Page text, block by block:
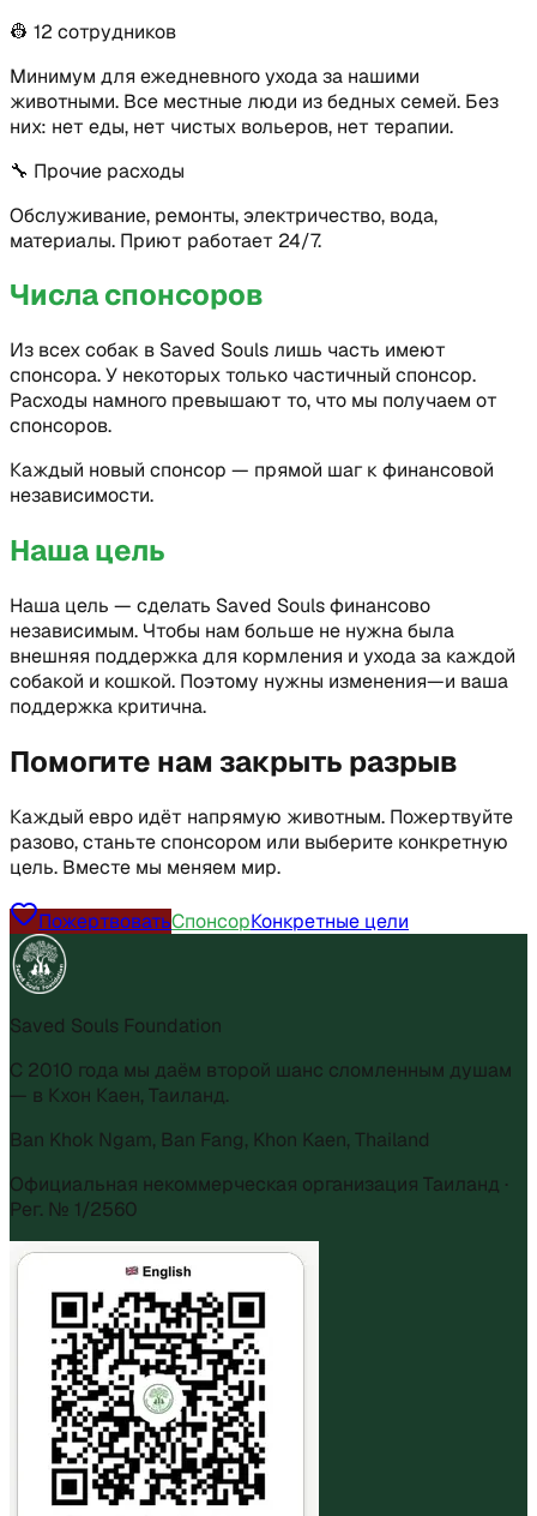
👷 12 сотрудников
Минимум для ежедневного ухода за нашими
животными. Все местные люди из бедных семей. Без
них: нет еды, нет чистых вольеров, нет терапии.
🔧 Прочие расходы
Обслуживание, ремонты, электричество, вода,
материалы. Приют работает 24/7.
Числа спонсоров
Из всех собак в Saved Souls лишь часть имеют
спонсора. У некоторых только частичный спонсор.
Расходы намного превышают то, что мы получаем от
спонсоров.
Каждый новый спонсор — прямой шаг к финансовой
независимости.
Наша цель
Наша цель — сделать Saved Souls финансово
независимым. Чтобы нам больше не нужна была
внешняя поддержка для кормления и ухода за каждой
собакой и кошкой. Поэтому нужны изменения—и ваша
поддержка критична.
Помогите нам закрыть разрыв
Каждый евро идёт напрямую животным. Пожертвуйте
разово, станьте спонсором или выберите конкретную
цель. Вместе мы меняем мир.
ПожертвоватьСпонсорКонкретные цели
Saved Souls Foundation
С 2010 года мы даём второй шанс сломленным душам
— в Кхон Каен, Таиланд.
Ban Khok Ngam, Ban Fang, Khon Kaen, Thailand
Официальная некоммерческая организация Таиланд ·
Рег. № 1/2560